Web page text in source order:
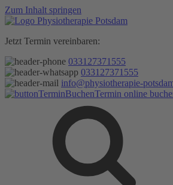
Zum Inhalt springen
Jetzt Termin vereinbaren:
033127371555
033127371555
info@physiotherapie-
Termin online